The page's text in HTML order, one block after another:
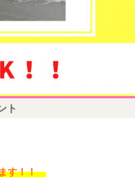
ト
ます！！